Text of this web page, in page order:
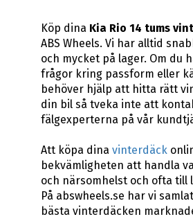
Köp dina Kia Rio 14 tums
ABS Wheels. Vi har alltid
och mycket på lager. Om du
frågor kring passform eller
behöver hjälp att hitta rätt
din bil så tveka inte att
fälgexperterna på vår
Att köpa dina vinterdäck
bekvämligheten att handla
och närsomhelst och ofta till
På abswheels.se har vi
bästa vinterdäcken